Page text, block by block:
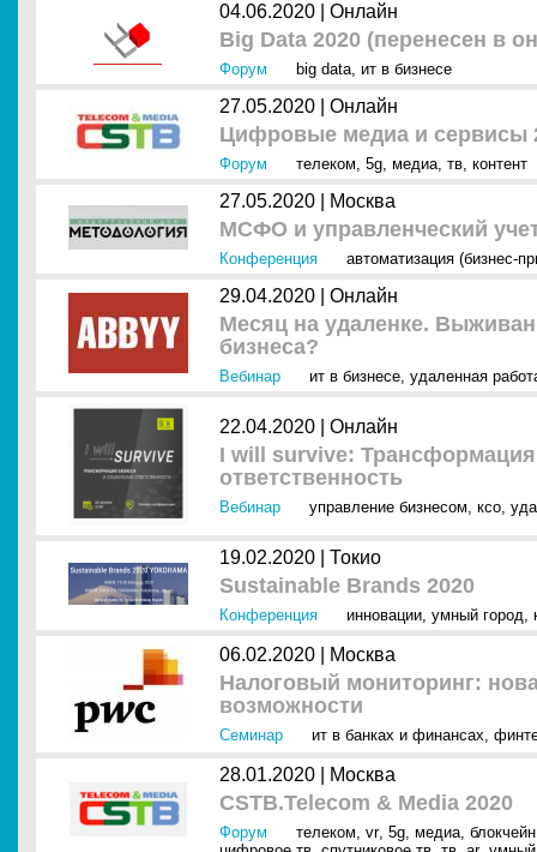
04.06.2020 | Онлайн
Big Data 2020 (перенесен в
Форум big data, ит в бизнесе
27.05.2020 | Онлайн
Цифровые медиа и сервисы
Форум телеком, 5g, медиа, тв, контент
27.05.2020 | Москва
МСФО и управленческий
Конференция автоматизация (бизнес-
29.04.2020 | Онлайн
Месяц на удаленке.
бизнеса?
Вебинар ит в бизнесе, удаленная
22.04.2020 | Онлайн
I will survive:
ответственность
Вебинар управление бизнесом, ксо,
19.02.2020 | Токио
Sustainable Brands 2020
Конференция инновации, умный город,
06.02.2020 | Москва
Налоговый мониторинг:
возможности
Семинар ит в банках и финансах,
28.01.2020 | Москва
CSTB.Telecom & Media 2020
Форум телеком, vr, 5g, медиа, блокчейн